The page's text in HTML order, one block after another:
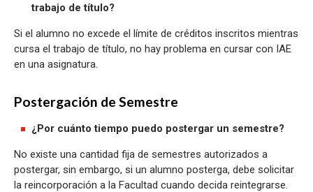
trabajo de título?
Si el alumno no excede el límite de créditos inscritos mientras
cursa el trabajo de título, no hay problema en cursar con IAE
en una asignatura.
Postergación de Semestre
¿Por cuánto tiempo puedo postergar un semestre?
No existe una cantidad fija de semestres autorizados a
postergar, sin embargo, si un alumno posterga, debe solicitar
la reincorporación a la Facultad cuando decida reintegrarse.